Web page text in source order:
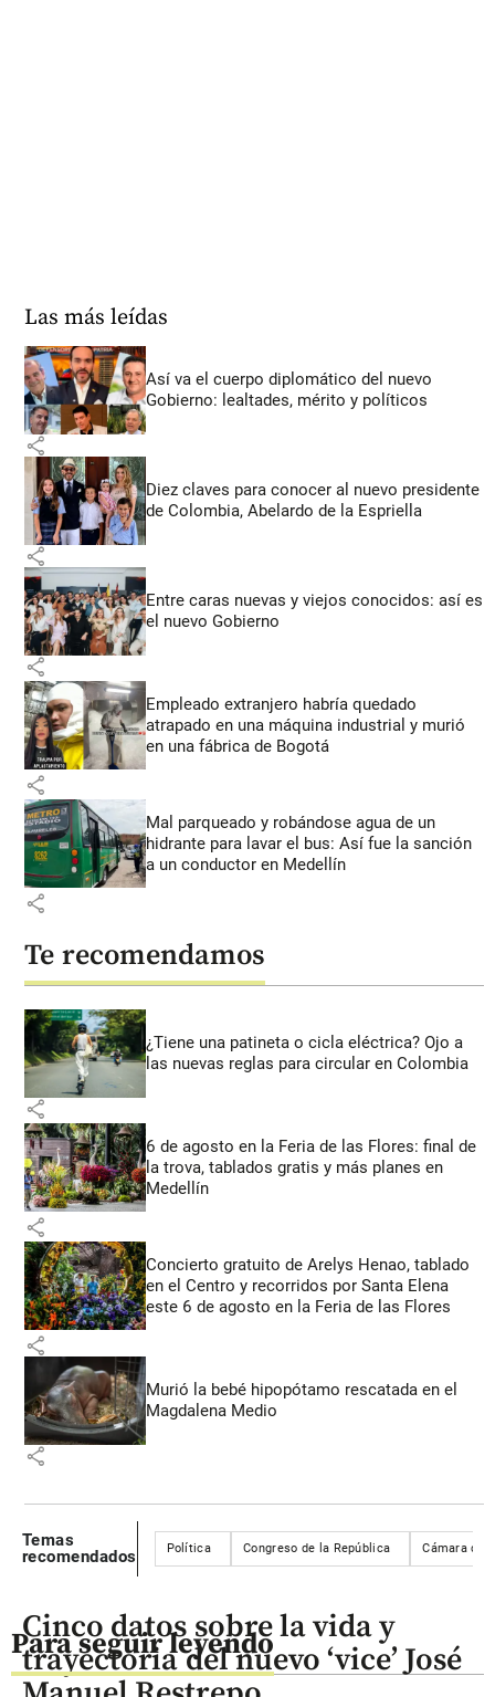
Las más leídas
Así va el cuerpo diplomático del nuevo
Gobierno: lealtades, mérito y políticos
share
Diez claves para conocer al nuevo presidente
de Colombia, Abelardo de la Espriella
share
Entre caras nuevas y viejos conocidos: así es
el nuevo Gobierno
share
Empleado extranjero habría quedado
atrapado en una máquina industrial y murió
en una fábrica de Bogotá
share
Mal parqueado y robándose agua de un
hidrante para lavar el bus: Así fue la sanción
a un conductor en Medellín
share
Te recomendamos
¿Tiene una patineta o cicla eléctrica? Ojo a
las nuevas reglas para circular en Colombia
share
6 de agosto en la Feria de las Flores: final de
la trova, tablados gratis y más planes en
Medellín
share
Concierto gratuito de Arelys Henao, tablado
en el Centro y recorridos por Santa Elena
este 6 de agosto en la Feria de las Flores
share
Murió la bebé hipopótamo rescatada en el
Magdalena Medio
share
Temas
recomendados
Política Congreso de la República Cámara de
Para seguir leyendo
Cinco datos sobre la vida y
trayectoria del nuevo ‘vice’ José